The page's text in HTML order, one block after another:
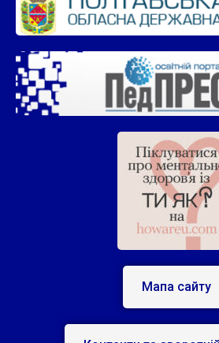
Мапа сайту